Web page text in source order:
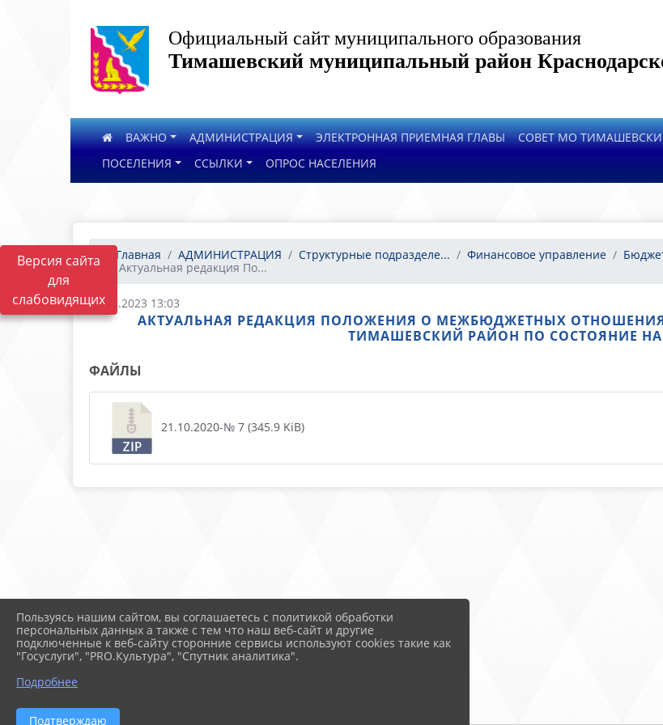
Версия сайта
для
слабовидящих
Официальный сайт муниципального образования
Тимашевский муниципальный район
ВАЖНО АДМИНИСТРАЦИЯ ЭЛЕКТРОННАЯ ПРИЕМНАЯ ГЛАВЫ СОВЕТ МО
ПОСЕЛЕНИЯ
ССЫЛКИ ОПРОС НАСЕЛЕНИЯ
Главная АДМИНИСТРАЦИЯ Структурные подразделе... Финансовое управление
Актуальная редакция По...
20.07.2023 13:03
АКТУАЛЬНАЯ РЕДАКЦИЯ ПОЛОЖЕНИЯ О МЕЖБЮДЖЕТНЫХ
ТИМАШЕВСКИЙ РАЙОН ПО СОСТОЯНИЕ НА
ФАЙЛЫ
21.10.2020-№ 7 (345.9 KiB)
Пользуясь нашим сайтом, вы соглашаетесь с политикой обработки
персональных данных а также с тем что наш веб-сайт и другие
подключенные к веб-сайту сторонние сервисы используют cookies такие как
"Госуслуги", "PRO.Культура", "Спутник аналитика".
Подробнее
Подтверждаю